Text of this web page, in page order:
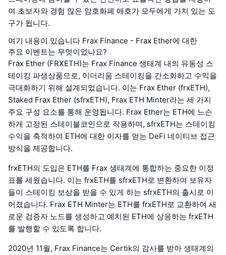
여 초보자와 경험 많은 암호화폐 애호가 모두에게 가치 있는 도
구가 됩니다.
여기 내용이 있습니다 Frax Finance - Frax Ether에 대한
주요 이벤트는 무엇이었나요?
Frax Ether (FRXETH)는 Frax Finance 생태계 내의 유동성 스
테이킹 파생상품으로, 이더리움 스테이킹을 간소화하고 수익을
극대화하기 위해 설계되었습니다. 이는 Frax Ether (frxETH),
Staked Frax Ether (sfrxETH), Frax ETH Minter라는 세 가지
주요 구성 요소를 통해 운영됩니다. Frax Ether는 ETH에 느슨
하게 고정된 스테이블코인으로 작용하며, sfrxETH는 스테이킹
수익을 축적하여 ETH에 대한 이자를 얻는 DeFi 네이티브 접근
방식을 제공합니다.
frxETH의 도입은 ETH를 Frax 생태계에 통합하는 중요한 이정
표를 세웠습니다. 이는 frxETH를 sfrxETH로 변환하여 보유자
들이 스테이킹 보상을 받을 수 있게 하는 sfrxETH의 출시로 이
어졌습니다. Frax ETH Minter는 ETH를 frxETH로 교환하여 새
로운 검증자 노드를 생성하고 예치된 ETH에 상응하는 frxETH
를 발행할 수 있도록 합니다.
2020년 11월, Frax Finance는 Certik의 감사를 받아 생태계의